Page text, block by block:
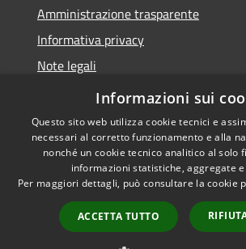
Amministrazione trasparente
Informativa privacy
Note legali
Dichiarazione di accessibilità
Accessibilità
Casale
Informazioni sui
Questo sito web utilizza cookie tecnici e
necessari al corretto funzionamento e alla
nonché un cookie tecnico analitico al solo
informazioni statistiche, aggregate
Per maggiori dettagli, può consultare la cookie
ACCETTA TUTTO